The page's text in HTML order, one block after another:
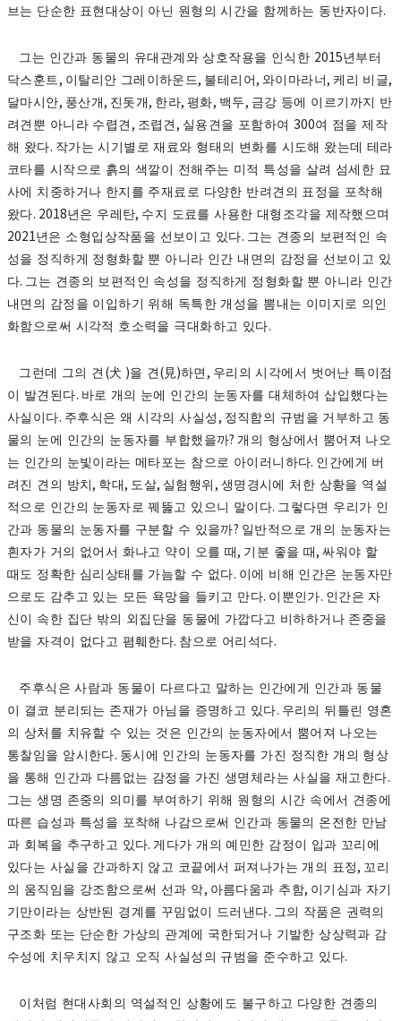
브는 단순한 표현대상이 아닌 원형의 시간을 함께하는 동반자이다.
그는 인간과 동물의 유대관계와 상호작용을 인식한 2015년부터
닥스훈트 , 이탈리안 그레이하운드, 불테리어 , 와이마라너 ,케리 비글,
달마시안, 풍산개 , 진돗개 , 한라,평화, 백두 , 금강 등에 이르기까지 반
려견뿐 아니라 수렵견 , 조렵견 , 실용견을 포함하여 300여 점을 제작
해 왔다. 작가는 시기별로 재료와 형태의 변화를 시도해 왔는데 테라
코타를 시작으로 흙의 색깔이 전해주는 미적 특성을 살려 섬세한 묘
사에 치중하거나 한지를 주재료로 다양한 반려견의 표정을 포착해
왔다. 2018년은 우레탄, 수지 도료를 사용한 대형조각을 제작했으며
2021년은 소형입상작품을 선보이고 있다. 그는 견종의 보편적인 속
성을 정직하게 정형화할 뿐 아니라 인간 내면의 감정을 선보이고 있
다. 그는 견종의 보편적인 속성을 정직하게 정형화할 뿐 아니라 인간
내면의 감정을 이입하기 위해 독특한 개성을 뽐내는 이미지로 의인
화함으로써 시각적 호소력을 극대화하고 있다.
그런데 그의 견 (犬 )을 견 ( 見)하면 , 우리의 시각에서 벗어난 특이점
이 발견된다. 바로 개의 눈에 인간의 눈동자를 대체하여 삽입했다는
사실이다. 주후식은 왜 시각의 사실성 , 정직함의 규범을 거부하고 동
물의 눈에 인간의 눈동자를 부합했을까?개의 형상에서 뿜어져 나오
는 인간의 눈빛이라는 메타포는 참으로 아이러니하다. 인간에게 버
려진 견의 방치 , 학대 , 도살, 실험행위 , 생명경시에 처한 상황을 역설
적으로 인간의 눈동자로 꿰뚫고 있으니 말이다. 그렇다면 우리가 인
간과 동물의 눈동자를 구분할 수 있을까? 일반적으로 개의 눈동자는
흰자가 거의 없어서 화나고 약이 오를 때 , 기분 좋을 때 ,싸워야 할
때도 정확한 심리상태를 가늠할 수 없다. 이에 비해 인간은 눈동자만
으로도 감추고 있는 모든 욕망을 들키고 만다. 이뿐인가. 인간은 자
신이 속한 집단 밖의 외집단을 동물에 가깝다고 비하하거나 존중을
받을 자격이 없다고 폄훼한다. 참으로 어리석다.
주후식은 사람과 동물이 다르다고 말하는 인간에게 인간과 동물
이 결코 분리되는 존재가 아님을 증명하고 있다. 우리의 뒤틀린 영혼
의 상처를 치유할 수 있는 것은 인간의 눈동자에서 뿜어져 나오는
통찰임을 암시한다. 동시에 인간의 눈동자를 가진 정직한 개의 형상
을 통해 인간과 다름없는 감정을 가진 생명체라는 사실을 재고한다.
그는 생명 존중의 의미를 부여하기 위해 원형의 시간 속에서 견종에
따른 습성과 특성을 포착해 나감으로써 인간과 동물의 온전한 만남
과 회복을 추구하고 있다.게다가 개의 예민한 감정이 입과 꼬리에
있다는 사실을 간과하지 않고 코끝에서 퍼져나가는 개의 표정 , 꼬리
의 움직임을 강조함으로써 선과 악, 아름다움과 추함, 이기심과 자기
기만이라는 상반된 경계를 꾸밈없이 드러낸다. 그의 작품은 권력의
구조화 또는 단순한 가상의 관계에 국한되거나 기발한 상상력과 감
수성에 치우치지 않고 오직 사실성의 규범을 준수하고 있다.
이처럼 현대사회의 역설적인 상황에도 불구하고 다양한 견종의